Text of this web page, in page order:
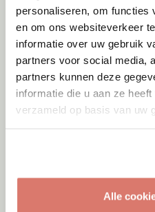
personaliseren, om functies
en om ons websiteverkeer
informatie over uw gebruik
partners voor social media,
partners kunnen deze
informatie die u aan ze
verzameld op basis van uw
Alle
Woozles